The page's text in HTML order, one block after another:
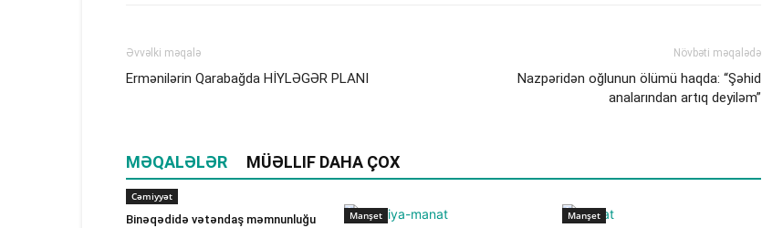
Əvvəlki məqalə
Ermənilərin Qarabağda HİYLƏGƏR PLANI
Növbəti məqalədə
Nazpəridən oğlunun ölümü haqda: “Şəhid
analarından artıq deyiləm”
MƏQALƏLƏR MÜƏLLIF DAHA ÇOX
Cəmiyyət
Binəqədidə vətəndaş məmnunluğu
Manşet Manşet